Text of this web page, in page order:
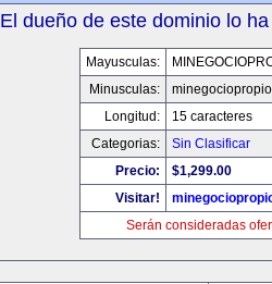
El dueño de este dominio lo
Mayusculas:
Minusculas:
Longitud:
15 caracteres
Categorias:
Sin Clasificar
Precio:
$1,299.00
Visitar!
Serán consideradas